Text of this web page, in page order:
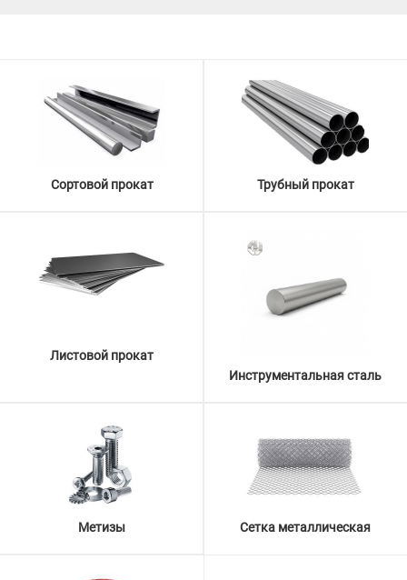
Сортовой прокат Трубный прокат
Листовой прокат
Инструментальная сталь
Метизы Сетка металлическая